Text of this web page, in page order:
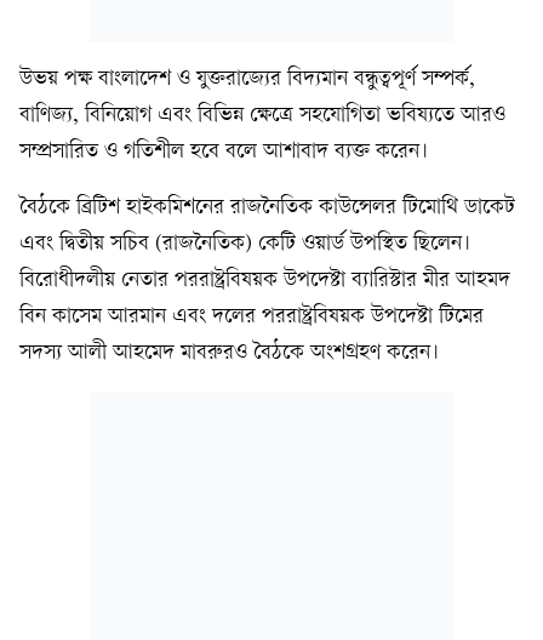
উভয় পক্ষ বাংলাদেশ ও যুক্তরাজ্যের বিদ্যমান বন্ধুত্বপূর্ণ সম্পর্ক,
বাণিজ্য, বিনিয়োগ এবং বিভিন্ন ক্ষেত্রে সহযোগিতা ভবিষ্যতে আরও
সম্প্রসারিত ও গতিশীল হবে বলে আশাবাদ ব্যক্ত করেন।
বৈঠকে ব্রিটিশ হাইকমিশনের রাজনৈতিক কাউন্সেলর টিমোথি ডাকেট
এবং দ্বিতীয় সচিব (রাজনৈতিক) কেটি ওয়ার্ড উপস্থিত ছিলেন।
বিরোধীদলীয় নেতার পররাষ্ট্রবিষয়ক উপদেষ্টা ব্যারিস্টার মীর আহমদ
বিন কাসেম আরমান এবং দলের পররাষ্ট্রবিষয়ক উপদেষ্টা টিমের
সদস্য আলী আহমেদ মাবরুরও বৈঠকে অংশগ্রহণ করেন।